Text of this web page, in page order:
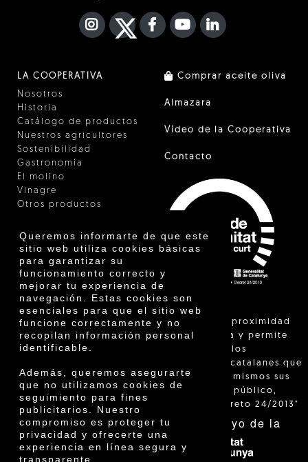
Queremos informarte de que este
sitio web utiliza cookies básicas
para garantizar su
funcionamiento correcto y
mejorar tu experiencia de
navegación. Estas cookies son
esenciales para que el sitio web
funcione correctamente y no
recopilan información personal
identificable.
Además, queremos asegurarte
que no utilizamos cookies de
seguimiento para fines
publicitarios. Nuestro
compromiso es proteger tu
privacidad y ofrecerte una
experiencia en línea segura y
transparente.
INSTAGRAM
TWITTER
FACEBOOK F
YOUTUBEFA LINKEDIN
LA COOPERATIVA
Nosotros
Historia
Catálogo de productos
Nuestros agricultores
Sostenibilidad
Gastronomía
El molino
Vinagre
Otros productos
Premios
Innovación
Comprar aceite oliva
Almazara
Vídeo de la Cooperativa
Contacto
"La venta de proximidad
está regulada y permite
identificar a los
agricultores catalanes que
venden ellos mismos sus
productos al público,
según el Decreto 24/2013"
Con el apoyo de la